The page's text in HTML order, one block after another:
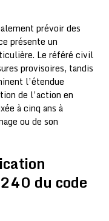
prévoir des
présente un
Le référé civil
provisoires, tandis
l’étendue
de l’action en
à cinq ans à
ou de son
du code